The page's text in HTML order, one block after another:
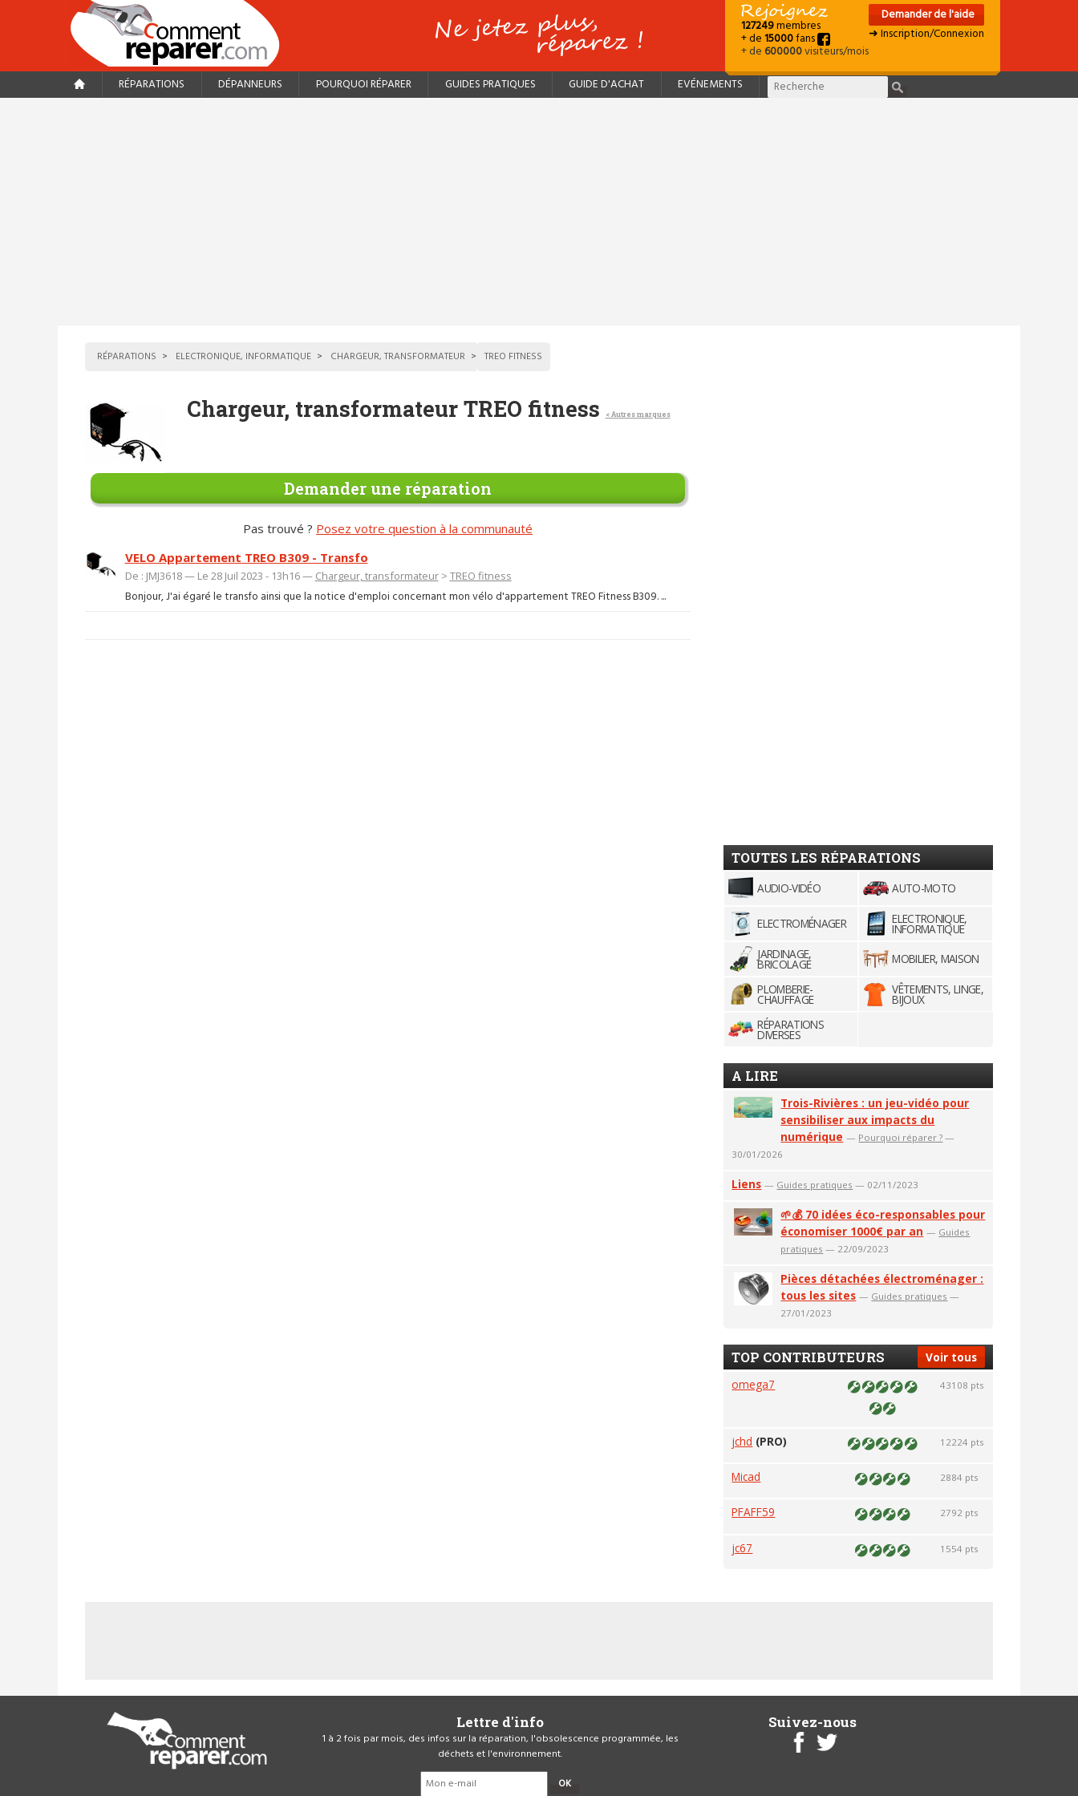
127249membres
+ de15000fans
+ de600000visiteurs/mois
Demander de l'aide
➜ Inscription/Connexion
RÉPARATIONS DÉPANNEURS POURQUOI RÉPARER GUIDES PRATIQUES GUIDE D'ACHAT EVÉNEMENTS
RÉPARATIONS ELECTRONIQUE, INFORMATIQUE CHARGEUR, TRANSFORMATEUR TREO FITNESS
Chargeur, transformateur TREO fitness < Autres marques
Demander une réparation
Pas trouvé ? Posez votre question à la communauté
VELO Appartement TREO B309 - Transfo
De : JMJ3618 — Le 28 Juil 2023 - 13h16 — Chargeur, transformateur> TREO fitness
Bonjour, J'ai égaré le transfo ainsi que la notice d'emploi concernant mon vélo d'appartement TREO Fitness B309. ...
TOUTES LES RÉPARATIONS
AUDIO-VIDÉO AUTO-MOTO
ELECTROMÉNAGER ELECTRONIQUE,
INFORMATIQUE
JARDINAGE,
BRICOLAGE
MOBILIER, MAISON
PLOMBERIE-
CHAUFFAGE
VÊTEMENTS, LINGE,
BIJOUX
RÉPARATIONS
DIVERSES
A LIRE
Trois-Rivières : un jeu-vidéo pour
sensibiliser aux impacts du
numérique — Pourquoi réparer ? —
30/01/2026
Liens — Guides pratiques — 02/11/2023
🌱💰 70 idées éco-responsables pour
économiser 1000€ par an — Guides
pratiques — 22/09/2023
Pièces détachées électroménager :
tous les sites — Guides pratiques —
27/01/2023
Voir tous
TOP CONTRIBUTEURS
omega7 43108 pts
jchd (PRO) 12224 pts
Micad 2884 pts
PFAFF59 2792 pts
jc67 1554 pts
Lettre d'info
1 à 2 fois par mois, des infos sur la réparation, l'obsolescence programmée, les
déchets et l'environnement.
OK
Suivez-nous